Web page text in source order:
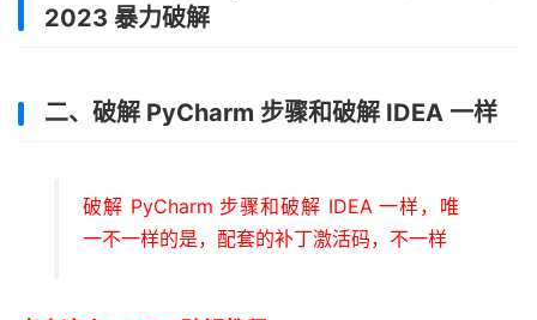
2023 暴力破解
二、破解 PyCharm 步骤和破解 IDEA 一样
破解 PyCharm 步骤和破解 IDEA 一样，唯
一不一样的是，配套的补丁激活码，不一样